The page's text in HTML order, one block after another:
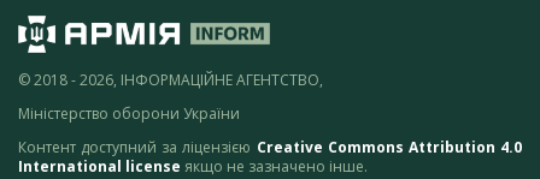
© 2018 - 2026, ІНФОРМАЦІЙНЕ АГЕНТСТВО,
Міністерство оборони України
Контент доступний за ліцензією Creative Commons Attribution 4.0
International license якщо не зазначено інше.